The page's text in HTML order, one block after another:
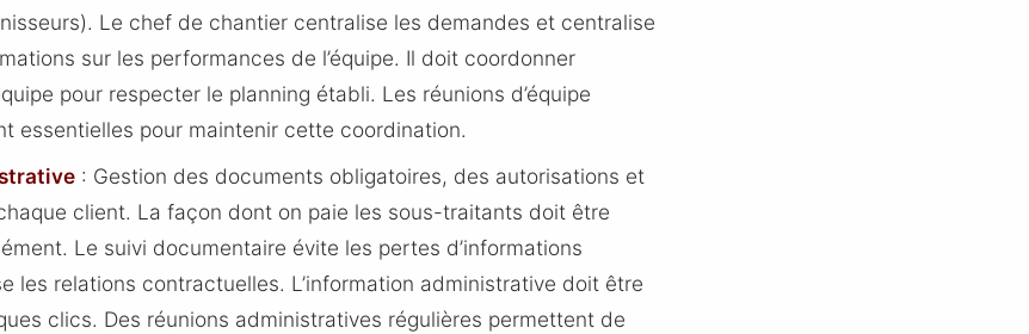
Le chef de chantier centralise les demandes et centralise
sur les performances de l’équipe. Il doit coordonner
pour respecter le planning établi. Les réunions d’équipe
essentielles pour maintenir cette coordination.
: Gestion des documents obligatoires, des autorisations et
client. La façon dont on paie les sous-traitants doit être
Le suivi documentaire évite les pertes d’informations
les relations contractuelles. L’information administrative doit être
clics. Des réunions administratives régulières permettent de